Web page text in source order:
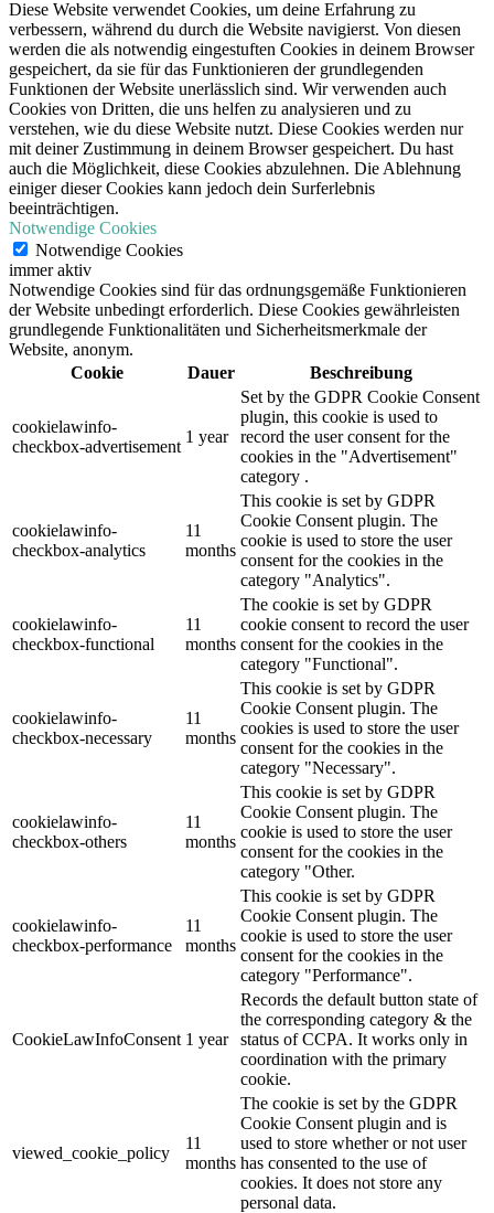
Diese Website verwendet Cookies, um deine Erfahrung zu
verbessern, während du durch die Website navigierst. Von diesen
werden die als notwendig eingestuften Cookies in deinem Browser
gespeichert, da sie für das Funktionieren der grundlegenden
Funktionen der Website unerlässlich sind. Wir verwenden auch
Cookies von Dritten, die uns helfen zu analysieren und zu
verstehen, wie du diese Website nutzt. Diese Cookies werden nur
mit deiner Zustimmung in deinem Browser gespeichert. Du hast
auch die Möglichkeit, diese Cookies abzulehnen. Die Ablehnung
einiger dieser Cookies kann jedoch dein Surferlebnis
beeinträchtigen.
Notwendige Cookies
Notwendige Cookies
immer aktiv
Notwendige Cookies sind für das ordnungsgemäße Funktionieren
der Website unbedingt erforderlich. Diese Cookies gewährleisten
grundlegende Funktionalitäten und Sicherheitsmerkmale der
Website, anonym.
Cookie
Dauer Beschreibung
cookielawinfo-
checkbox-advertisement
1 year
Set by the GDPR Cookie Consent
plugin, this cookie is used to
record the user consent for the
cookies in the "Advertisement"
category .
cookielawinfo-
checkbox-analytics
11
months
This cookie is set by GDPR
Cookie Consent plugin. The
cookie is used to store the user
consent for the cookies in the
category "Analytics".
cookielawinfo-
checkbox-functional
11
months
The cookie is set by GDPR
cookie consent to record the user
consent for the cookies in the
category "Functional".
cookielawinfo-
checkbox-necessary
11
months
This cookie is set by GDPR
Cookie Consent plugin. The
cookies is used to store the user
consent for the cookies in the
category "Necessary".
cookielawinfo-
checkbox-others
11
months
This cookie is set by GDPR
Cookie Consent plugin. The
cookie is used to store the user
consent for the cookies in the
category "Other.
cookielawinfo-
checkbox-performance
11
months
This cookie is set by GDPR
Cookie Consent plugin. The
cookie is used to store the user
consent for the cookies in the
category "Performance".
CookieLawInfoConsent 1 year
Records the default button state of
the corresponding category & the
status of CCPA. It works only in
coordination with the primary
cookie.
viewed_cookie_policy
11
months
The cookie is set by the GDPR
Cookie Consent plugin and is
used to store whether or not user
has consented to the use of
cookies. It does not store any
personal data.